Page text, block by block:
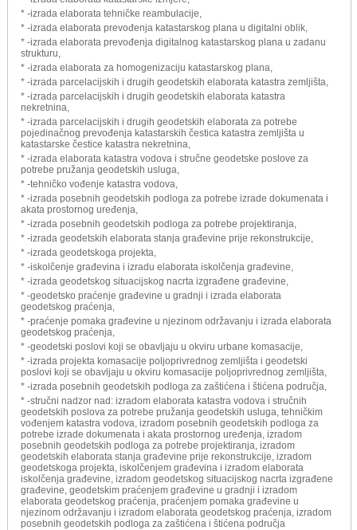
* -izrada elaborata tehničke reambulacije,
* -izrada elaborata prevođenja katastarskog plana u digitalni oblik,
* -izrada elaborata prevođenja digitalnog katastarskog plana u zadanu
strukturu,
* -izrada elaborata za homogenizaciju katastarskog plana,
* -izrada parcelacijskih i drugih geodetskih elaborata katastra zemljišta,
* -izrada parcelacijskih i drugih geodetskih elaborata katastra
nekretnina,
* -izrada parcelacijskih i drugih geodetskih elaborata za potrebe
pojedinačnog prevođenja katastarskih čestica katastra zemljišta u
katastarske čestice katastra nekretnina,
* -izrada elaborata katastra vodova i stručne geodetske poslove za
potrebe pružanja geodetskih usluga,
* -tehničko vođenje katastra vodova,
* -izrada posebnih geodetskih podloga za potrebe izrade dokumenata i
akata prostornog uređenja,
* -izrada posebnih geodetskih podloga za potrebe projektiranja,
* -izrada geodetskih elaborata stanja građevine prije rekonstrukcije,
* -izrada geodetskoga projekta,
* -iskolčenje građevina i izradu elaborata iskolčenja građevine,
* -izrada geodetskog situacijskog nacrta izgrađene građevine,
* -geodetsko praćenje građevine u gradnji i izrada elaborata
geodetskog praćenja,
* -praćenje pomaka građevine u njezinom održavanju i izrada elaborata
geodetskog praćenja,
* -geodetski poslovi koji se obavljaju u okviru urbane komasacije,
* -izrada projekta komasacije poljoprivrednog zemljišta i geodetski
poslovi koji se obavljaju u okviru komasacije poljoprivrednog zemljišta,
* -izrada posebnih geodetskih podloga za zaštićena i štićena područja,
* -stručni nadzor nad: izradom elaborata katastra vodova i stručnih
geodetskih poslova za potrebe pružanja geodetskih usluga, tehničkim
vođenjem katastra vodova, izradom posebnih geodetskih podloga za
potrebe izrade dokumenata i akata prostornog uređenja, izradom
posebnih geodetskih podloga za potrebe projektiranja, izradom
geodetskih elaborata stanja građevine prije rekonstrukcije, izradom
geodetskoga projekta, iskolčenjem građevina i izradom elaborata
iskolčenja građevine, izradom geodetskog situacijskog nacrta izgrađene
građevine, geodetskim praćenjem građevine u gradnji i izradom
elaborata geodetskog praćenja, praćenjem pomaka građevine u
njezinom održavanju i izradom elaborata geodetskog praćenja, izradom
posebnih geodetskih podloga za zaštićena i štićena područja